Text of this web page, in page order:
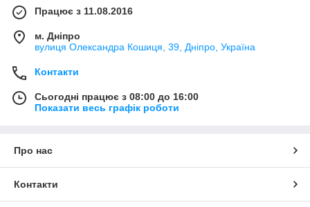
Працює з 11.08.2016
м. Дніпро
вулиця Олександра Кошиця, 39, Дніпро, Україна
Контакти
Сьогодні працює з 08:00 до 16:00
Показати весь графік роботи
Про нас
Контакти